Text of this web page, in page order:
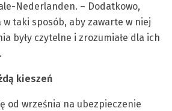
Nederlanden. – Dodatkowo,
taki sposób, aby zawarte w niej
były czytelne i zrozumiałe dla ich
kieszeń
od września na ubezpieczenie